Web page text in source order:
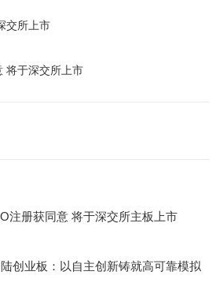
交所上市
将于深交所上市
注册获同意 将于深交所主板上市
创业板：以自主创新铸就高可靠模拟